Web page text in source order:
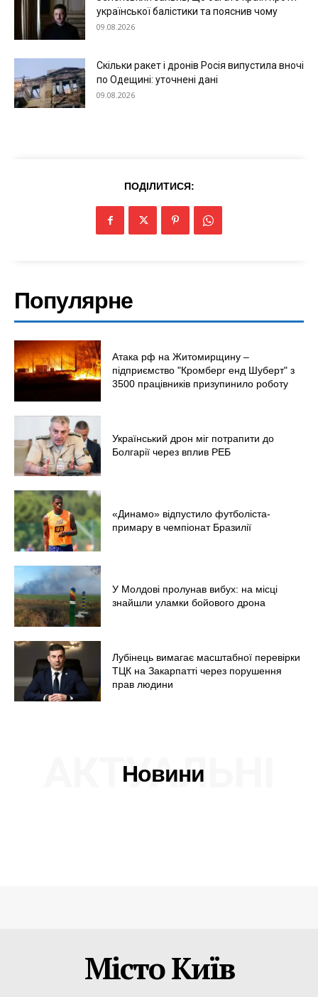
Меню
Україна
Економіка
української балістики та пояснив чому
09.08.2026
Скільки ракет і дронів Росія випустила вночі
по Одещині: уточнені дані
09.08.2026
ПОДІЛИТИСЯ:
Популярне
Атака рф на Житомирщину –
підприємство "Кромберг енд Шуберт" з
3500 працівників призупинило роботу
Український дрон міг потрапити до
Болгарії через вплив РЕБ
«Динамо» відпустило футболіста-
примару в чемпіонат Бразилії
У Молдові пролунав вибух: на місці
знайшли уламки бойового дрона
Лубінець вимагає масштабної перевірки
ТЦК на Закарпатті через порушення
прав людини
Новини
АКТУАЛЬНІ
Місто Київ